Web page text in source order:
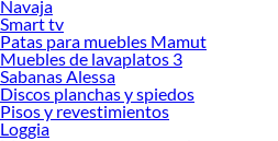
Herramientas, materiales y accesorios de
renovación de espacios. ¡Visítanos y
ofrecerte!
Encuentra una amplia variedad de productos
Encuentra todo lo necesario para tus
¡Visítanos y haz tus ideas realidad!
Navaja
Smart tv
Patas para muebles Mamut
Muebles de lavaplatos 3
Sabanas Alessa
Discos planchas y spiedos
Pisos y revestimientos
Loggia